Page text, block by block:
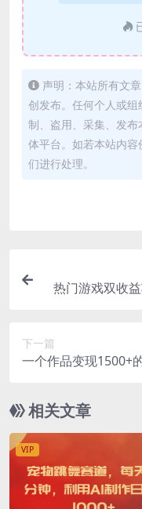
声明：本站所有文
创发布。任何个人或
制、盗用、采集、发
体平台。如若本站内
们进行处理。
热门游戏双收
下一篇
一个作品变现1500+
相关文章
VIP